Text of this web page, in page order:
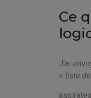
Ce
J'ai
< liste